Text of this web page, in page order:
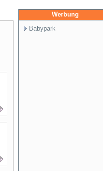
Werbung
Babypark